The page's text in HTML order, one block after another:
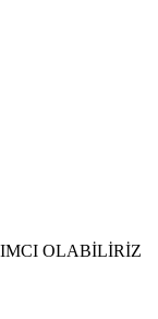
OLABİLİRİZ